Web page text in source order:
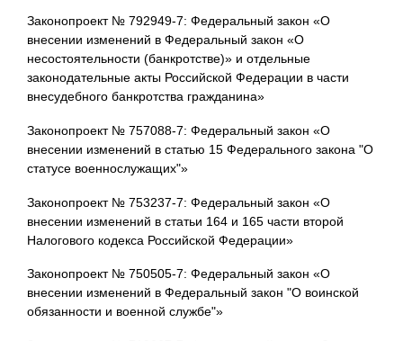
Законопроект № 792949-7: Федеральный закон «О
внесении изменений в Федеральный закон «О
несостоятельности (банкротстве)» и отдельные
законодательные акты Российской Федерации в части
внесудебного банкротства гражданина»
Законопроект № 757088-7: Федеральный закон «О
внесении изменений в статью 15 Федерального закона "О
статусе военнослужащих"»
Законопроект № 753237-7: Федеральный закон «О
внесении изменений в статьи 164 и 165 части второй
Налогового кодекса Российской Федерации»
Законопроект № 750505-7: Федеральный закон «О
внесении изменений в Федеральный закон "О воинской
обязанности и военной службе"»